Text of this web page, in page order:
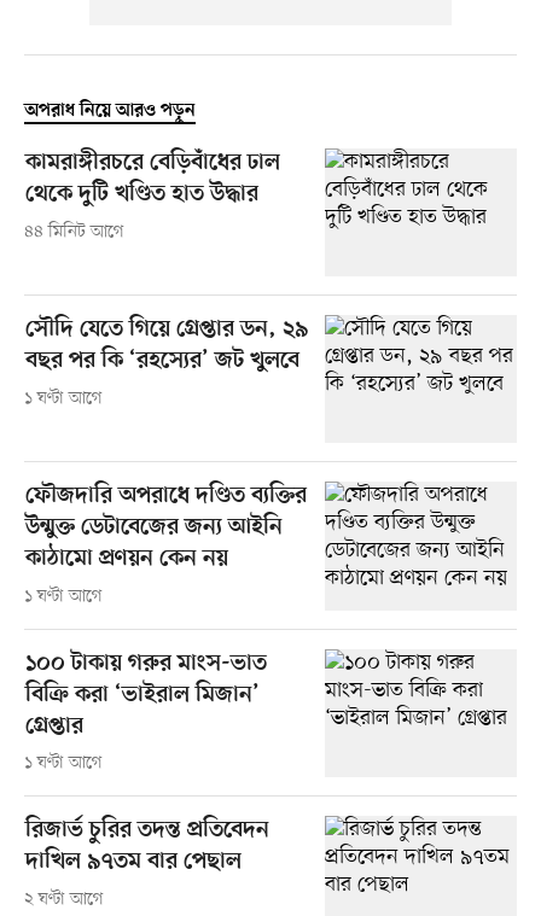
অপরাধ নিয়ে আরও পড়ুন
কামরাঙ্গীরচরে বেড়িবাঁধের ঢাল
থেকে দুটি খণ্ডিত হাত উদ্ধার
৪৪ মিনিট আগে
সৌদি যেতে গিয়ে গ্রেপ্তার ডন, ২৯
বছর পর কি ‘রহস্যের’ জট খুলবে
১ ঘণ্টা আগে
ফৌজদারি অপরাধে দণ্ডিত ব্যক্তির
উন্মুক্ত ডেটাবেজের জন্য আইনি
কাঠামো প্রণয়ন কেন নয়
১ ঘণ্টা আগে
১০০ টাকায় গরুর মাংস-ভাত
বিক্রি করা ‘ভাইরাল মিজান’
গ্রেপ্তার
১ ঘণ্টা আগে
রিজার্ভ চুরির তদন্ত প্রতিবেদন
দাখিল ৯৭তম বার পেছাল
২ ঘণ্টা আগে